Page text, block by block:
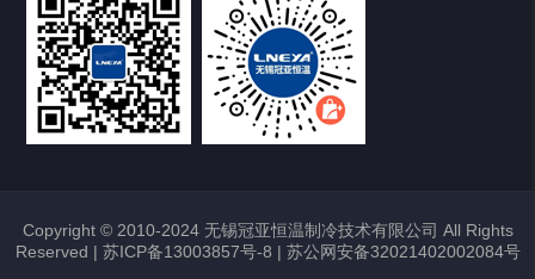
VOCs冷凝回收装置
热烈祝贺冠亚恒温与上海理工大学校企
Copyright © 2010-2024 无锡冠亚恒温制冷技术有限公司 All Rights
Reserved | 苏ICP备13003857号-8 | 苏公网安备32021402002084号